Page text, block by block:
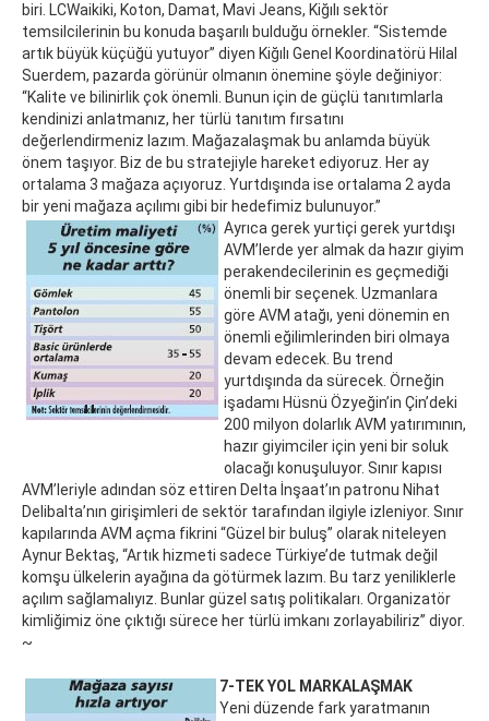
biri. LCWaikiki, Koton, Damat, Mavi Jeans, Kiğılı sektör
temsilcilerinin bu konuda başarılı bulduğu örnekler. “Sistemde
artık büyük küçüğü yutuyor” diyen Kiğılı Genel Koordinatörü Hilal
Suerdem, pazarda görünür olmanın önemine şöyle değiniyor:
“Kalite ve bilinirlik çok önemli. Bunun için de güçlü tanıtımlarla
kendinizi anlatmanız, her türlü tanıtım fırsatını
değerlendirmeniz lazım. Mağazalaşmak bu anlamda büyük
önem taşıyor. Biz de bu stratejiyle hareket ediyoruz. Her ay
ortalama 3 mağaza açıyoruz. Yurtdışında ise ortalama 2 ayda
bir yeni mağaza açılımı gibi bir hedefimiz bulunuyor.”
Ayrıca gerek yurtiçi gerek yurtdışı
AVM’lerde yer almak da hazır giyim
perakendecilerinin es geçmediği
önemli bir seçenek. Uzmanlara
göre AVM atağı, yeni dönemin en
önemli eğilimlerinden biri olmaya
devam edecek. Bu trend
yurtdışında da sürecek. Örneğin
işadamı Hüsnü Özyeğin’in Çin’deki
200 milyon dolarlık AVM yatırımının,
hazır giyimciler için yeni bir soluk
olacağı konuşuluyor. Sınır kapısı
AVM’leriyle adından söz ettiren Delta İnşaat’ın patronu Nihat
Delibalta’nın girişimleri de sektör tarafından ilgiyle izleniyor. Sınır
kapılarında AVM açma fikrini “Güzel bir buluş” olarak niteleyen
Aynur Bektaş, “Artık hizmeti sadece Türkiye’de tutmak değil
komşu ülkelerin ayağına da götürmek lazım. Bu tarz yeniliklerle
açılım sağlamalıyız. Bunlar güzel satış politikaları. Organizatör
kimliğimiz öne çıktığı sürece her türlü imkanı zorlayabiliriz” diyor.
~
7-TEK YOL MARKALAŞMAK
Yeni düzende fark yaratmanın